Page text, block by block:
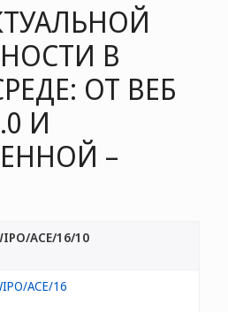
В
ОТ ВЕБ
И
–
ACE/16/10
ACE/16